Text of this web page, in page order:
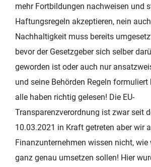
mehr Fortbildungen nachweisen und
Haftungsregeln akzeptieren, nein
Nachhaltigkeit muss bereits
bevor der Gesetzgeber sich selber
geworden ist oder auch nur
und seine Behörden Regeln formuliert
alle haben richtig gelesen! Die EU-
Transparenzverordnung ist zwar seit
10.03.2021 in Kraft getreten aber wir
Finanzunternehmen wissen nicht, wie
ganz genau umsetzen sollen! Hier